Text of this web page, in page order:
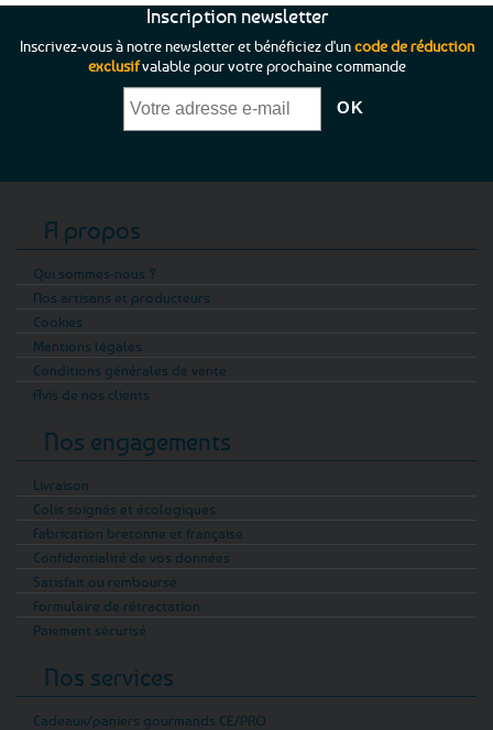
Inscription newsletter
Inscrivez-vous à notre newsletter et bénéficiez d'uncode de réduction
exclusifvalable pour votre prochaine commande
A propos
Qui sommes-nous ?
Nos artisans et producteurs
Cookies
Mentions légales
Conditions générales de vente
Avis de nos clients
Nos engagements
Livraison
Colis soignés et écologiques
Fabrication bretonne et française
Confidentialité de vos données
Satisfait ou remboursé
Formulaire de rétractation
Paiement sécurisé
Nos services
Cadeaux/paniers gourmands CE/PRO